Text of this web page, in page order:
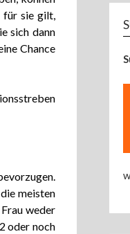
für sie gilt,
sich dann
Chance
meisten
weder
oder noch